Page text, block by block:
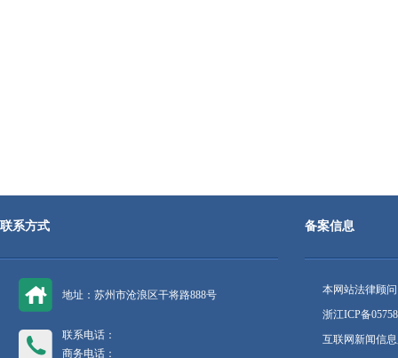
联系方式
地址：苏州市沧浪区干将路888号
联系电话：
商务电话：
备案信息
本网站法律顾
浙江ICP备
互联网新闻信